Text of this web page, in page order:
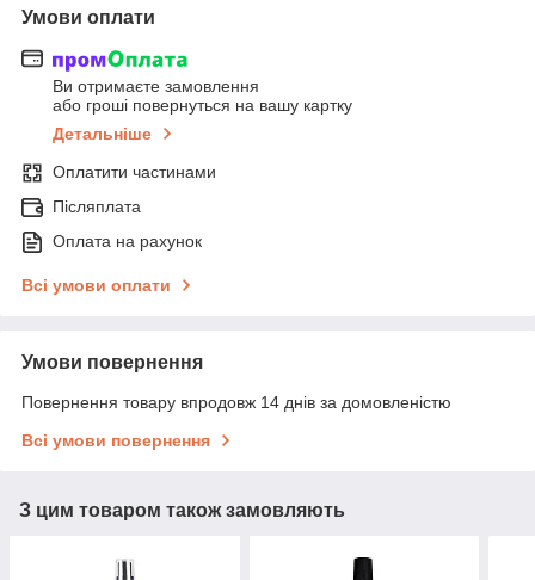
Умови оплати
Ви отримаєте замовлення
або гроші повернуться на вашу картку
Детальніше
Оплатити частинами
Післяплата
Оплата на рахунок
Всі умови оплати
Умови повернення
Повернення товару впродовж 14 днів за домовленістю
Всі умови повернення
З цим товаром також замовляють